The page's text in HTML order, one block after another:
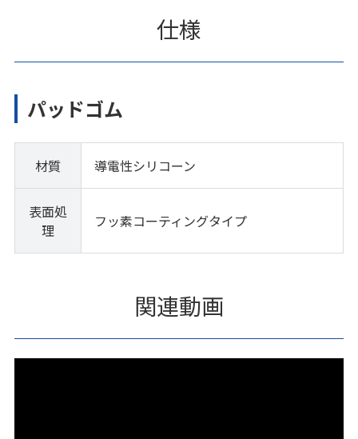
仕様
パッドゴム
材質 導電性シリコーン
表面処
理
フッ素コーティングタイプ
関連動画